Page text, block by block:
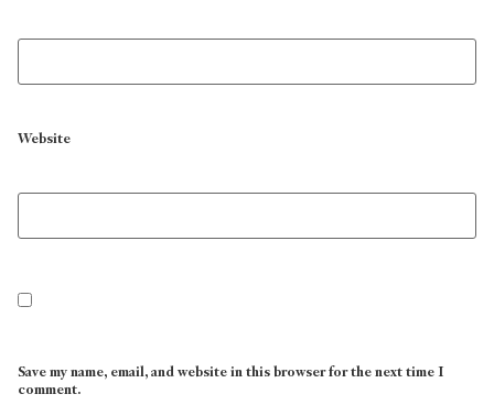
Website
Save my name, email, and website in this browser for the next time I
comment.